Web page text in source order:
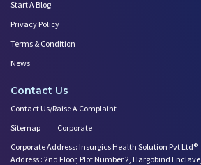
Start A Blog
Privacy Policy
Terms & Condition
News
Contact Us
Contact Us/Raise A Complaint
Sitemap
Corporate
Corporate Address: Insurgics Health Solution Pvt Ltd®
Address : 2nd Floor, Plot Number 2, Hargobind Enclave,